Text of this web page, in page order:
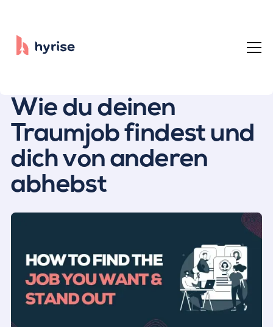
Wie du deinen
Traumjob findest und
dich von anderen
abhebst